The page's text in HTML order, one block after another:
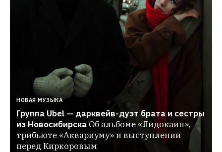
НОВАЯ МУЗЫКА
Группа Ubel — дарквейв-дуэт брата и сестры
из Новосибирска Об альбоме «Лидокаин»,
трибьюте «Аквариуму» и выступлении
перед Киркоровым